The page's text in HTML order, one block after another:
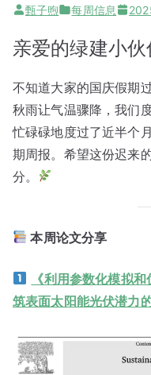
甄子煦 每周信息
亲爱的绿建小伙
不知道大家的国庆假期
秋雨让气温骤降，我们
忙碌碌地度过了近半个
期周报。希望这份迟来
分。
本周论文分享
《利用参数化模拟
筑表面太阳能光伏潜力